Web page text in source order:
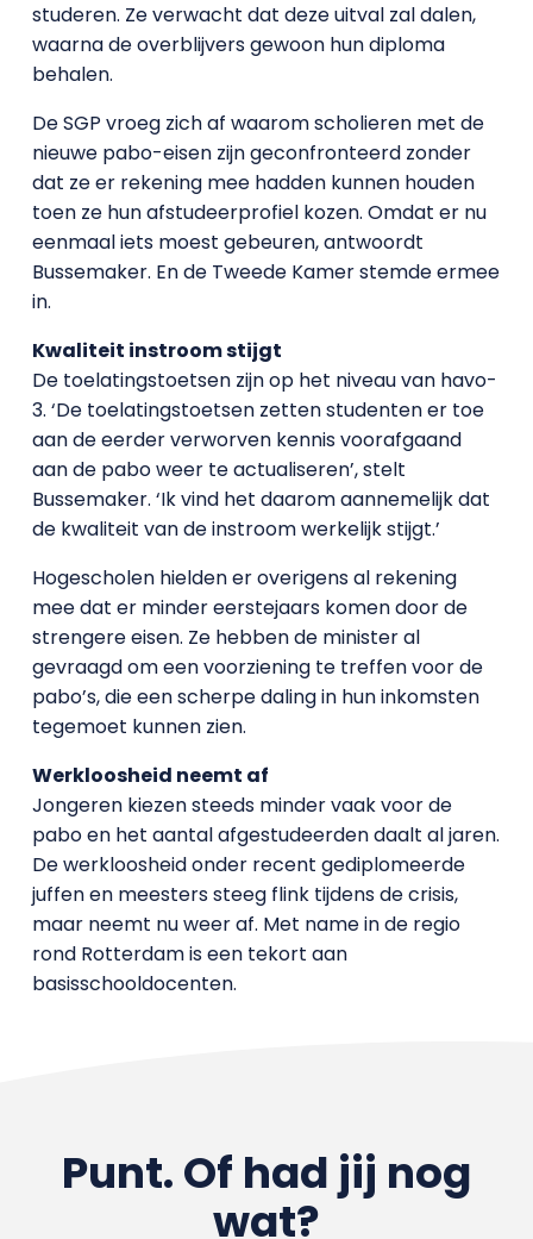
studeren. Ze verwacht dat deze uitval zal dalen,
waarna de overblijvers gewoon hun diploma
behalen.
De SGP vroeg zich af waarom scholieren met de
nieuwe pabo-eisen zijn geconfronteerd zonder
dat ze er rekening mee hadden kunnen houden
toen ze hun afstudeerprofiel kozen. Omdat er nu
eenmaal iets moest gebeuren, antwoordt
Bussemaker. En de Tweede Kamer stemde ermee
in.
Kwaliteit instroom stijgt
De toelatingstoetsen zijn op het niveau van havo-
3. ‘De toelatingstoetsen zetten studenten er toe
aan de eerder verworven kennis voorafgaand
aan de pabo weer te actualiseren’, stelt
Bussemaker. ‘Ik vind het daarom aannemelijk dat
de kwaliteit van de instroom werkelijk stijgt.’
Hogescholen hielden er overigens al rekening
mee dat er minder eerstejaars komen door de
strengere eisen. Ze hebben de minister al
gevraagd om een voorziening te treffen voor de
pabo’s, die een scherpe daling in hun inkomsten
tegemoet kunnen zien.
Werkloosheid neemt af
Jongeren kiezen steeds minder vaak voor de
pabo en het aantal afgestudeerden daalt al jaren.
De werkloosheid onder recent gediplomeerde
juffen en meesters steeg flink tijdens de crisis,
maar neemt nu weer af. Met name in de regio
rond Rotterdam is een tekort aan
basisschooldocenten.
Punt. Of had jij nog
wat?